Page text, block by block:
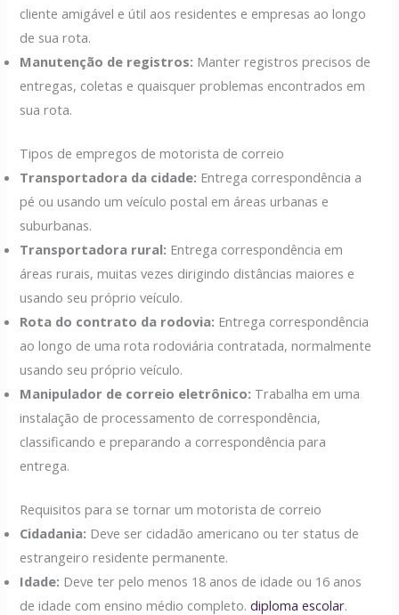
cliente amigável e útil aos residentes e empresas ao longo
de sua rota.
Manutenção de registros: Manter registros precisos de
entregas, coletas e quaisquer problemas encontrados em
sua rota.
Tipos de empregos de motorista de correio
Transportadora da cidade: Entrega correspondência a
pé ou usando um veículo postal em áreas urbanas e
suburbanas.
Transportadora rural: Entrega correspondência em
áreas rurais, muitas vezes dirigindo distâncias maiores e
usando seu próprio veículo.
Rota do contrato da rodovia: Entrega correspondência
ao longo de uma rota rodoviária contratada, normalmente
usando seu próprio veículo.
Manipulador de correio eletrônico: Trabalha em uma
instalação de processamento de correspondência,
classificando e preparando a correspondência para
entrega.
Requisitos para se tornar um motorista de correio
Cidadania: Deve ser cidadão americano ou ter status de
estrangeiro residente permanente.
Idade: Deve ter pelo menos 18 anos de idade ou 16 anos
de idade com ensino médio completo.diploma escolar.